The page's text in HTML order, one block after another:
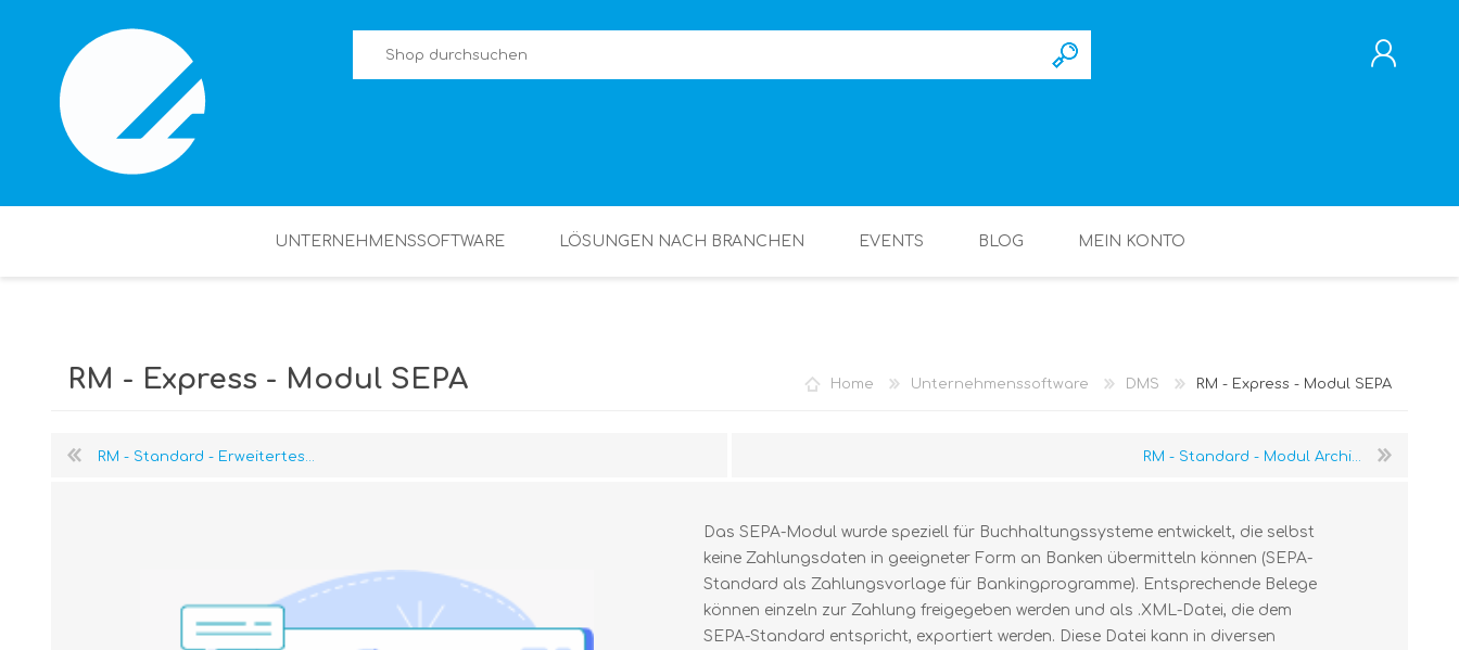
UNTERNEHMENSSOFTWARE LÖSUNGEN NACH BRANCHEN EVENTS BLOG MEIN KONTO
Home Unternehmenssoftware DMS RM - Express - Modul SEPA
RM - Express - Modul SEPA
RM - Standard - Erweitertes... RM - Standard - Modul Archi...
Das SEPA-Modul wurde speziell für Buchhaltungssysteme entwickelt, die selbst
keine Zahlungsdaten in geeigneter Form an Banken übermitteln können (SEPA-
Standard als Zahlungsvorlage für Bankingprogramme). Entsprechende Belege
können einzeln zur Zahlung freigegeben werden und als .XML-Datei, die dem
SEPA-Standard entspricht, exportiert werden. Diese Datei kann in diversen